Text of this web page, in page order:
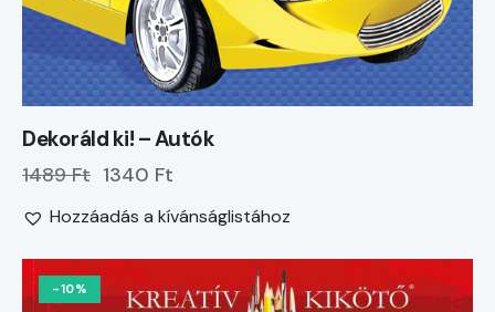
Dekoráld ki! – Autók
1489 Ft 1340 Ft
Hozzáadás a kívánságlistához
-10%